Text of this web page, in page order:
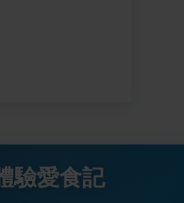
驗愛食記